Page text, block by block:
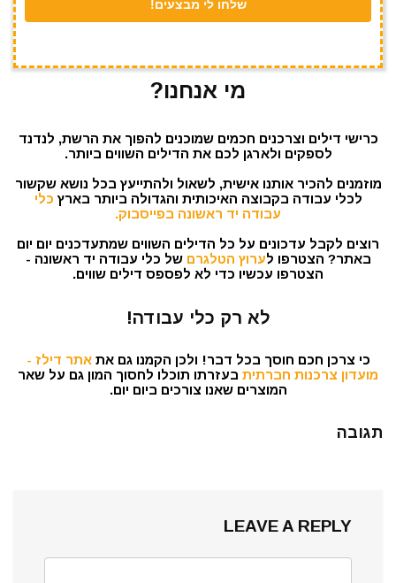
מי אנחנו?
כרישי דילים וצרכנים חכמים שמוכנים להפוך את הרשת, לנדנד
לספקים ולארגן לכם את הדילים השווים ביותר.
מוזמנים להכיר אותנו אישית, לשאול ולהתייעץ בכל נושא שקשור
לכלי עבודה בקבוצה האיכותית והגדולה ביותר בארץ כלי
עבודה יד ראשונה בפייסבוק.
רוצים לקבל עדכונים על כל הדילים השווים שמתעדכנים יום יום
באתר? הצטרפו לערוץ הטלגרם של כלי עבודה יד ראשונה -
הצטרפו עכשיו כדי לא לפספס דילים שווים.
לא רק כלי עבודה!
כי צרכן חכם חוסך בכל דבר! ולכן הקמנו גם אתאתר דילז -
מועדון צרכנות חברתית בעזרתו תוכלו לחסוך המון גם על שאר
המוצרים שאנו צורכים ביום יום.
תגובה
LEAVE A REPLY